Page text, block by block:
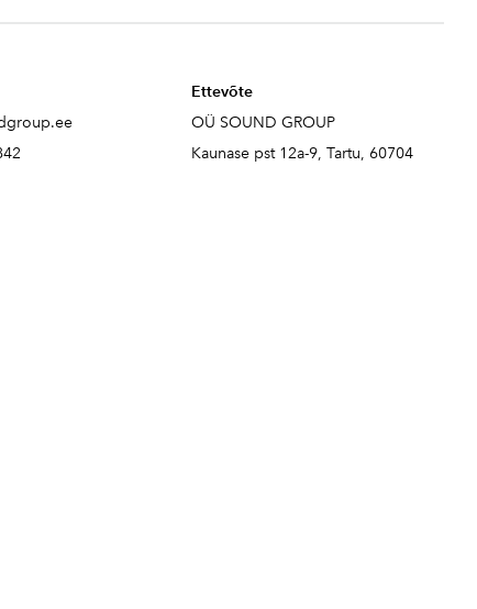
Ettevõte
OÜ SOUND GROUP
Kaunase pst 12a-9, Tartu, 60704